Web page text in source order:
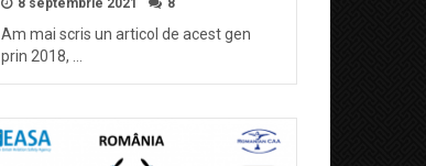
Am mai scris un articol de acest gen
prin 2018, …